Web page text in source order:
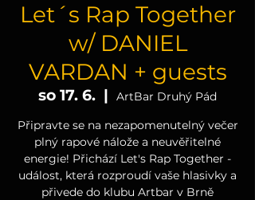
Let´s Rap Together
w/ DANIEL
VARDAN + guests
so 17. 6.
  |
ArtBar Druhý Pád
Připravte se na nezapomenutelný večer
plný rapové nálože a neuvěřitelné
energie! Přichází Let's Rap Together -
událost, která rozproudí vaše hlasivky a
přivede do klubu Artbar v Brně